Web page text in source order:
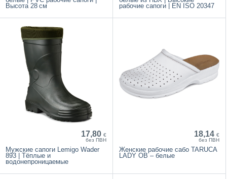
Высота 28 см
рабочие сапоги | EN ISO 20347
17,80 €
без ПВН
Мужские сапоги Lemigo Wader
893 | Тёплые и
водонепроницаемые
18,14 €
без ПВН
Женские рабочие сабо TARUCA
LADY OB – белые